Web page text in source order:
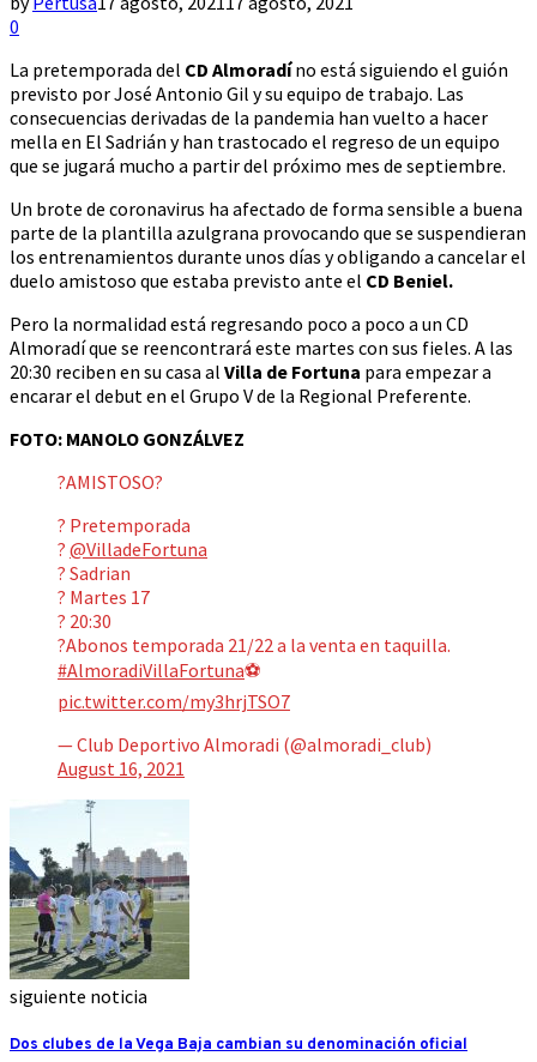
0
La pretemporada del CD Almoradíno está siguiendo el guión
previsto por José Antonio Gil y su equipo de trabajo. Las
consecuencias derivadas de la pandemia han vuelto a hacer
mella en El Sadrián y han trastocado el regreso de un equipo
que se jugará mucho a partir del próximo mes de septiembre.
Un brote de coronavirus ha afectado de forma sensible a buena
parte de la plantilla azulgrana provocando que se suspendieran
los entrenamientos durante unos días y obligando a cancelar el
duelo amistoso que estaba previsto ante el CD Beniel.
Pero la normalidad está regresando poco a poco a un CD
Almoradí que se reencontrará este martes con sus fieles. A las
20:30 reciben en su casa al Villa de Fortuna para empezar a
encarar el debut en el Grupo V de la Regional Preferente.
FOTO: MANOLO GONZÁLVEZ
?AMISTOSO?
? Pretemporada
?️ @VilladeFortuna
? Sadrian
? Martes 17
? 20:30
?Abonos temporada 21/22 a la venta en taquilla.
#AlmoradiVillaFortuna⚽️
pic.twitter.com/my3hrjTSO7
— Club Deportivo Almoradi (@almoradi_club)
August 16, 2021
siguiente noticia
Dos clubes de la Vega Baja cambian su denominación oficial